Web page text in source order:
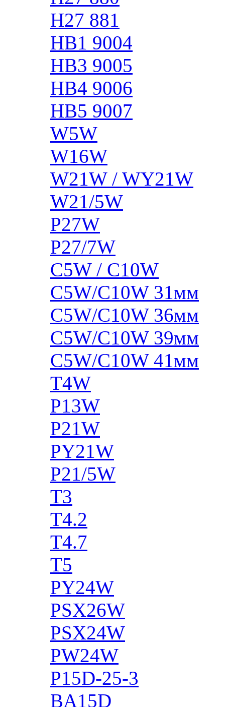
H27 881
HB1 9004
HB3 9005
HB4 9006
HB5 9007
W5W
W16W
W21W / WY21W
W21/5W
P27W
P27/7W
C5W / C10W
C5W/C10W 31мм
C5W/C10W 36мм
C5W/C10W 39мм
C5W/C10W 41мм
T4W
P13W
P21W
PY21W
P21/5W
T3
T4.2
T4.7
T5
PY24W
PSX26W
PSX24W
PW24W
P15D-25-3
BA15D